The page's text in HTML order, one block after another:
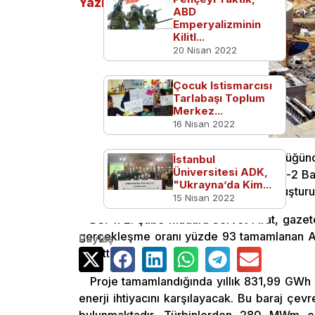
Devlet Su İşleri (DSİ) Genel
arasında inşaatı devam eden Alparslan-2
Ovası 78 bin 210 hektar arazi suyla
DSİ 172. Şube Müdürü Servet Fırat,
gerçekleşme oranı yüzde 93 tamamlanan
belirtti.
Proje tamamlandığında yıllık 831,99
enerji ihtiyacını karşılayacak. Bu baraj
Yazılar
ABD
Emperyalizminin
Kilitl...
20 Nisan 2022
Çocuk Istismarcısı
Tarlabaşı Toplum
Merkez...
16 Nisan 2022
İstanbul
Üniversitesi ADK,
"Ukrayna’da Kim...
15 Nisan 2022
Paylaş